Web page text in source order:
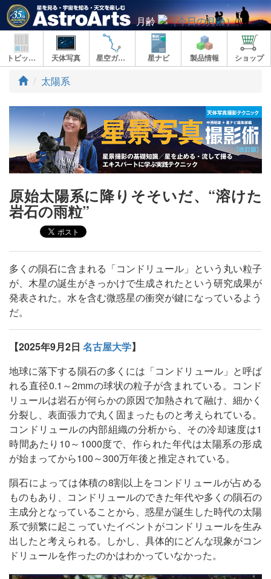
月齢
トピックス 天体写真 星空ガイド 星ナビ 製品情報 ショップ
ト
プ
太陽系
原始太陽系に降りそそいだ、“溶けた
岩石の雨粒”
多くの隕石に含まれる「コンドリュール」という丸い粒子
が、木星の誕生がきっかけで生成されたという研究成果が
発表された。水を含む微惑星の衝突が鍵になっているよう
だ。
【2025年9月2日 名古屋大学】
地球に落下する隕石の多くには「コンドリュール」と呼ば
れる直径0.1～2mmの球状の粒子が含まれている。コンド
リュールは岩石が何らかの原因で加熱されて融け、細かく
分裂し、表面張力で丸く固まったものと考えられている。
コンドリュールの内部組織の分析から、その冷却速度は1
時間あたり10～1000度で、作られた年代は太陽系の形成
が始まってから100～300万年後と推定されている。
隕石によっては体積の8割以上をコンドリュールが占める
ものもあり、コンドリュールのできた年代や多くの隕石の
主成分となっていることから、惑星が誕生した時代の太陽
系で頻繁に起こっていたイベントがコンドリュールを生み
出したと考えられる。しかし、具体的にどんな現象がコン
ドリュールを作ったのかはわかっていなかった。